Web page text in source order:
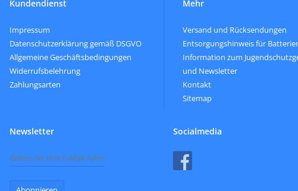
Kundendienst
Impressum
Datenschutzerklärung gemäß DSGVO
Allgemeine Geschäftsbedingungen
Widerrufsbelehrung
Zahlungsarten
Mehr
Versand und Rücksendungen
Entsorgungshinweis für
Information zum
und Newsletter
Kontakt
Sitemap
Newsletter Socialmedia